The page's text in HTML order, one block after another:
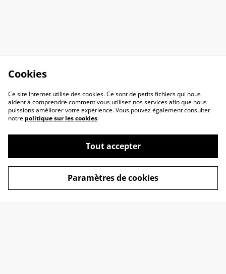
Contactez-nous
Conditions
Politique de
confidentialité
Politique de cookies
Cookies
Ce site Internet utilise des cookies. Ce sont de petits fichiers qui nous
aident à comprendre comment vous utilisez nos services afin que nous
puissions améliorer votre expérience. Vous pouvez également consulter
notre politique sur les cookies.
Tout accepter
Paramètres de cookies